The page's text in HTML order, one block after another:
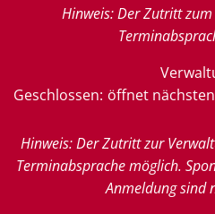
Hinweis: Der Zutritt
Klicken, um weitere
Geschlossen: öffnet
Hinweis: Der Zutritt zur
Terminabsprache möglich.
Anmeldung sind